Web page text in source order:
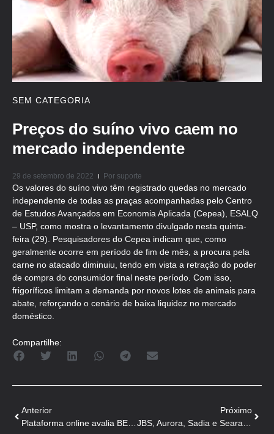
SEM CATEGORIA
Preços do suíno vivo caem no
mercado independente
29 de setembro de 2022 Por suporte
Os valores do suíno vivo têm registrado quedas no mercado
independente de todas as praças acompanhadas pelo Centro
de Estudos Avançados em Economia Aplicada (Cepea), ESALQ
– USP, como mostra o levantamento divulgado nesta quinta-
feira (29). Pesquisadores do Cepea indicam que, como
geralmente ocorre em período de fim de mês, a procura pela
carne no atacado diminuiu, tendo em vista a retração do poder
de compra do consumidor final neste período. Com isso,
frigoríficos limitam a demanda por novos lotes de animais para
abate, reforçando o cenário de baixa liquidez no mercado
doméstico.
Compartilhe:
Anterior
Próximo